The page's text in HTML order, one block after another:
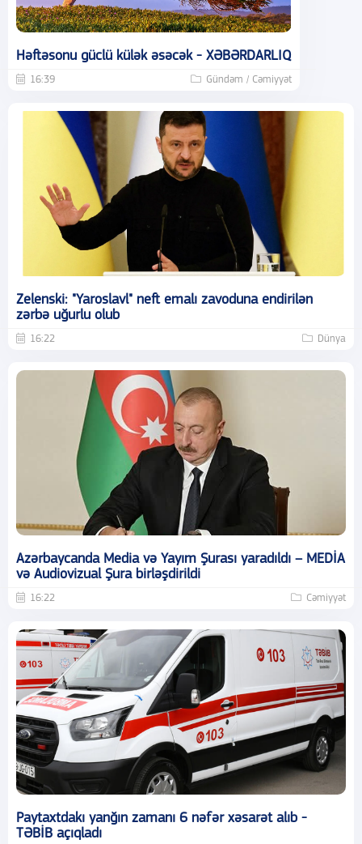
Həftəsonu güclü külək əsəcək - XƏBƏRDARLIQ
16:39 Gündəm / Cəmiyyət
Zelenski: "Yaroslavl" neft emalı zavoduna endirilən
zərbə uğurlu olub
16:22 Dünya
Azərbaycanda Media və Yayım Şurası yaradıldı – MEDİA
və Audiovizual Şura birləşdirildi
16:22 Cəmiyyət
Paytaxtdakı yanğın zamanı 6 nəfər xəsarət alıb -
TƏBİB açıqladı